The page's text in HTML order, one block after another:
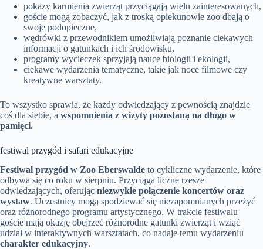
pokazy karmienia zwierząt przyciągają wielu zainteresowanych,
goście mogą zobaczyć, jak z troską opiekunowie zoo dbają o
swoje podopieczne,
wędrówki z przewodnikiem umożliwiają poznanie ciekawych
informacji o gatunkach i ich środowisku,
programy wycieczek sprzyjają nauce biologii i ekologii,
ciekawe wydarzenia tematyczne, takie jak noce filmowe czy
kreatywne warsztaty.
To wszystko sprawia, że każdy odwiedzający z pewnością znajdzie
coś dla siebie, a wspomnienia z wizyty pozostaną na długo w
pamięci.
festiwal przygód i safari edukacyjne
Festiwal przygód w Zoo Eberswalde to cykliczne wydarzenie, które
odbywa się co roku w sierpniu. Przyciąga liczne rzesze
odwiedzających, oferując niezwykłe połączenie koncertów oraz
wystaw. Uczestnicy mogą spodziewać się niezapomnianych przeżyć
oraz różnorodnego programu artystycznego. W trakcie festiwalu
goście mają okazję obejrzeć różnorodne gatunki zwierząt i wziąć
udział w interaktywnych warsztatach, co nadaje temu wydarzeniu
charakter edukacyjny.